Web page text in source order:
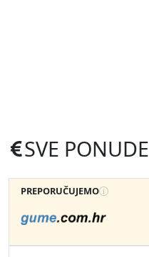
SVE PONUDE
PREPORUČUJEMO